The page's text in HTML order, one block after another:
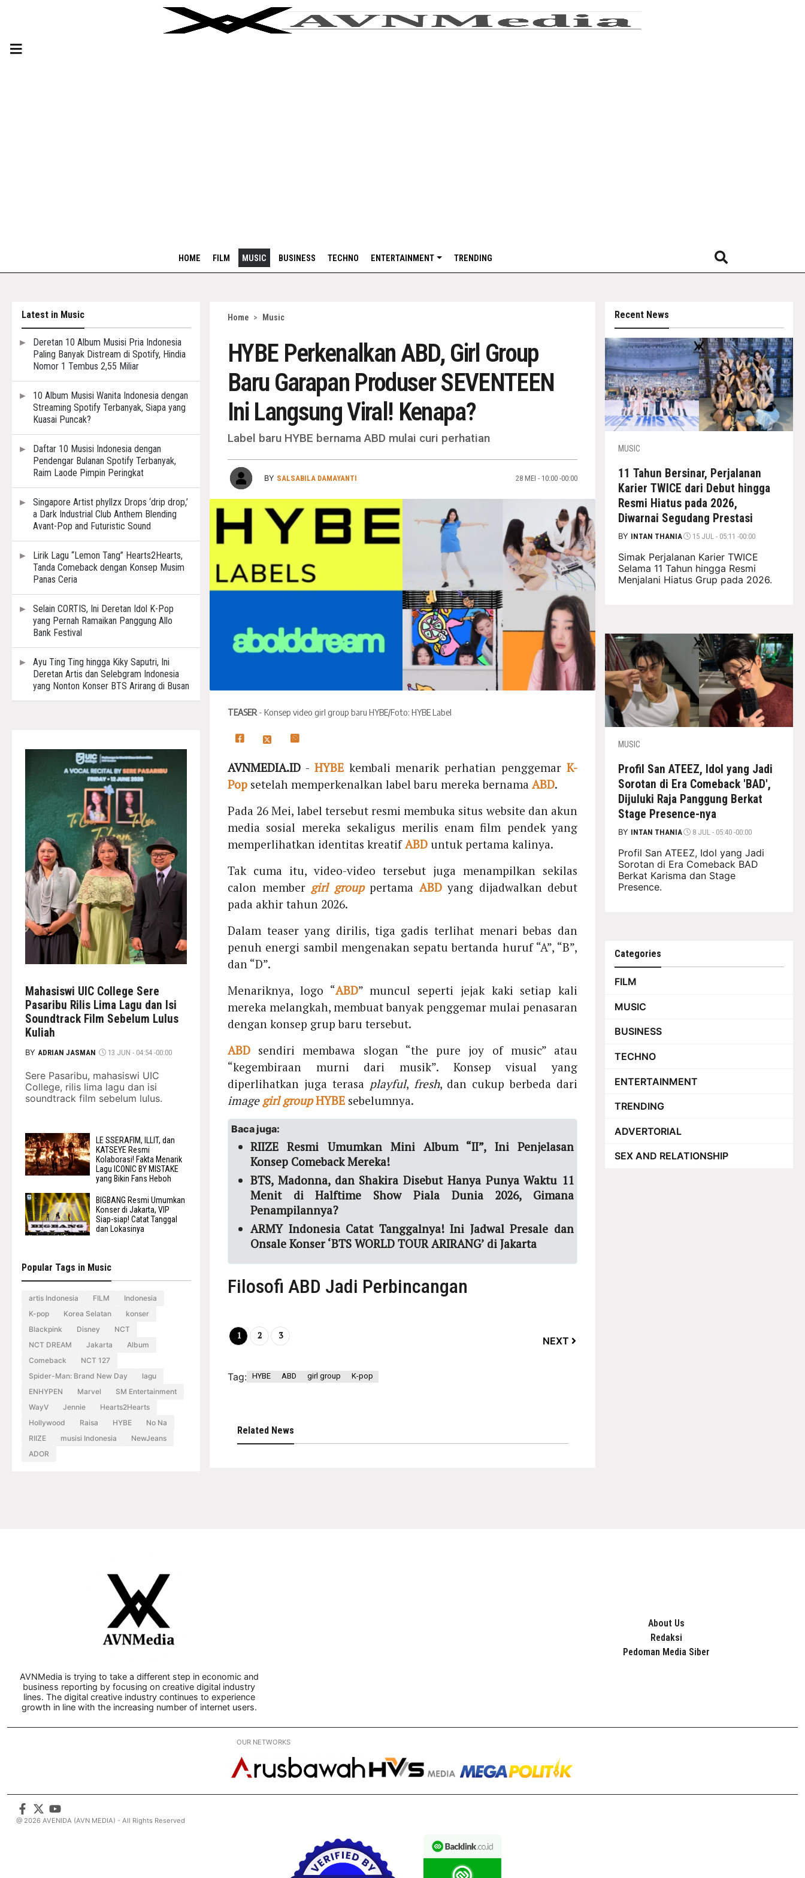
HOME FILM MUSIC BUSINESS TECHNO ENTERTAINMENT TRENDING
Latest in Music
Deretan 10 Album Musisi Pria Indonesia
Paling Banyak Distream di Spotify, Hindia
Nomor 1 Tembus 2,55 Miliar
10 Album Musisi Wanita Indonesia dengan
Streaming Spotify Terbanyak, Siapa yang
Kuasai Puncak?
Daftar 10 Musisi Indonesia dengan
Pendengar Bulanan Spotify Terbanyak,
Raim Laode Pimpin Peringkat
Singapore Artist phyllzx Drops ‘drip drop,’
a Dark Industrial Club Anthem Blending
Avant-Pop and Futuristic Sound
Lirik Lagu “Lemon Tang” Hearts2Hearts,
Tanda Comeback dengan Konsep Musim
Panas Ceria
Selain CORTIS, Ini Deretan Idol K-Pop
yang Pernah Ramaikan Panggung Allo
Bank Festival
Ayu Ting Ting hingga Kiky Saputri, Ini
Deretan Artis dan Selebgram Indonesia
yang Nonton Konser BTS Arirang di Busan
Mahasiswi UIC College Sere
Pasaribu Rilis Lima Lagu dan Isi
Soundtrack Film Sebelum Lulus
Kuliah
BY ADRIAN JASMAN 13 JUN - 04:54 -00:00
Sere Pasaribu, mahasiswi UIC
College, rilis lima lagu dan isi
soundtrack film sebelum lulus.
LE SSERAFIM, ILLIT, dan
KATSEYE Resmi
Kolaborasi! Fakta Menarik
Lagu ICONIC BY MISTAKE
yang Bikin Fans Heboh
BIGBANG Resmi Umumkan
Konser di Jakarta, VIP
Siap-siap! Catat Tanggal
dan Lokasinya
Popular Tags in Music
artis Indonesia FILM
Indonesia
K-pop
Korea Selatan
konser
Blackpink
Disney
NCT
NCT DREAM
Jakarta
Album
Comeback
NCT 127
Spider-Man: Brand New Day
lagu
ENHYPEN
Marvel
SM Entertainment
WayV
Jennie
Hearts2Hearts
Hollywood
Raisa HYBE
No Na
RIIZE
musisi Indonesia
NewJeans
ADOR
Home > Music
HYBE Perkenalkan ABD, Girl Group
Baru Garapan Produser SEVENTEEN
Ini Langsung Viral! Kenapa?
Label baru HYBE bernama ABD mulai curi perhatian
BY SALSABILA DAMAYANTI 28 MEI - 10:00 -00:00
TEASER - Konsep video girl group baru HYBE/Foto: HYBE Label
AVNMEDIA.ID - HYBEkembali menarik perhatian penggemarK-
Pop setelah memperkenalkan label baru mereka bernama ABD.
Pada 26 Mei, label tersebut resmi membuka situs website dan akun
media sosial mereka sekaligus merilis enam film pendek yang
memperlihatkan identitas kreatifABD untuk pertama kalinya.
Tak cuma itu, video-video tersebut juga menampilkan sekilas
calon member girl group pertama ABDyang dijadwalkan debut
pada akhir tahun 2026.
Dalam teaser yang dirilis, tiga gadis terlihat menari bebas dan
penuh energi sambil mengenakan sepatu bertanda huruf “A”, “B”,
dan “D”.
Menariknya, logo “ABD” muncul seperti jejak kaki setiap kali
mereka melangkah, membuat banyak penggemar mulai penasaran
dengan konsep grup baru tersebut.
ABD sendiri membawa slogan “the pure joy of music” atau
“kegembiraan murni dari musik”. Konsep visual yang
diperlihatkan juga terasa playful, fresh, dan cukup berbeda dari
image girl group HYBE sebelumnya.
Baca juga:
RIIZE Resmi Umumkan Mini Album “II”, Ini Penjelasan
Konsep Comeback Mereka!
BTS, Madonna, dan Shakira Disebut Hanya Punya Waktu 11
Menit di Halftime Show Piala Dunia 2026, Gimana
Penampilannya?
ARMY Indonesia Catat Tanggalnya! Ini Jadwal Presale dan
Onsale Konser ‘BTS WORLD TOUR ARIRANG’ di Jakarta
Filosofi ABD Jadi Perbincangan
1 2 3 NEXT
Tag: HYBE ABD girl group K-pop
Related News
Recent News
MUSIC
11 Tahun Bersinar, Perjalanan
Karier TWICE dari Debut hingga
Resmi Hiatus pada 2026,
Diwarnai Segudang Prestasi
BY INTAN THANIA 15 JUL - 05:11 -00:00
Simak Perjalanan Karier TWICE
Selama 11 Tahun hingga Resmi
Menjalani Hiatus Grup pada 2026.
MUSIC
Profil San ATEEZ, Idol yang Jadi
Sorotan di Era Comeback 'BAD',
Dijuluki Raja Panggung Berkat
Stage Presence-nya
BY INTAN THANIA 8 JUL - 05:40 -00:00
Profil San ATEEZ, Idol yang Jadi
Sorotan di Era Comeback BAD
Berkat Karisma dan Stage
Presence.
Categories
FILM
MUSIC
BUSINESS
TECHNO
ENTERTAINMENT
TRENDING
ADVERTORIAL
SEX AND RELATIONSHIP
AVNMedia is trying to take a different step in economic and
business reporting by focusing on creative digital industry
lines. The digital creative industry continues to experience
growth in line with the increasing number of internet users.
About Us
Redaksi
Pedoman Media Siber
OUR NETWORKS
@ 2026 AVENIDA (AVN MEDIA) - All Rights Reserved